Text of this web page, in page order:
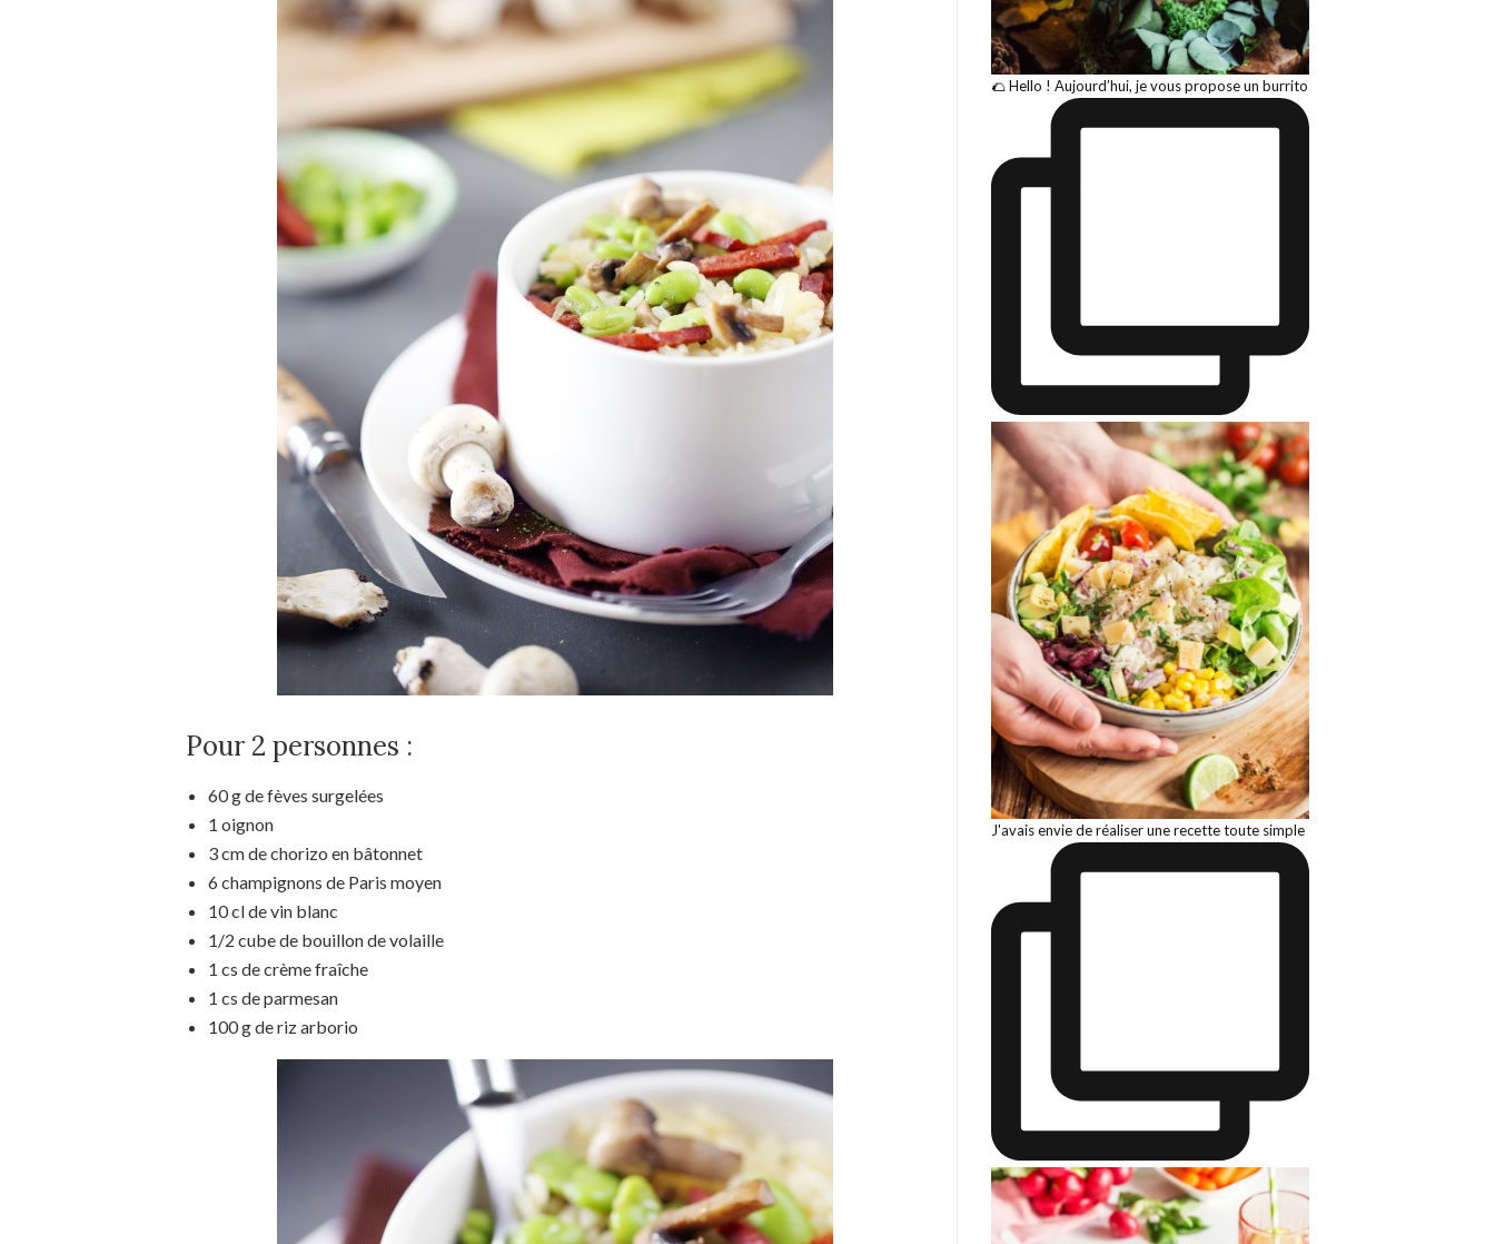
Pour 2 personnes :
60 g de fèves surgelées
1 oignon
3 cm de chorizo en bâtonnet
6 champignons de Paris moyen
10 cl de vin blanc
1/2 cube de bouillon de volaille
1 cs de crème fraîche
1 cs de parmesan
100 g de riz arborio
🌮 Hello ! Aujourd’hui, je vous propose un burrito
J'avais envie de réaliser une recette toute simple